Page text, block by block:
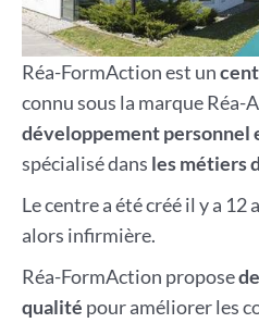
Réa-FormAction est un
connu sous la marque Réa-
développement personnel
spécialisé dans les métiers
Le centre a été créé il y a 12
alors infirmière.
Réa-FormAction propose
qualité pour améliorer les